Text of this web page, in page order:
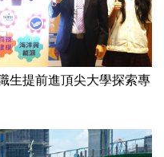
生提前進頂尖大學探索專